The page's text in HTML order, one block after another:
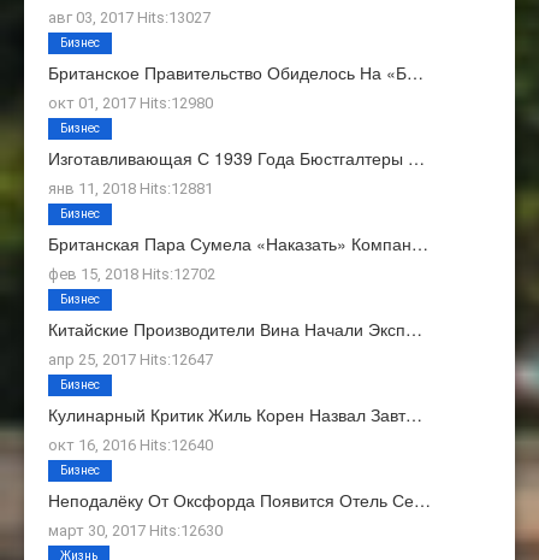
авг 03, 2017 Hits:13027
Британское Правительство Обиделось На «Б…
окт 01, 2017 Hits:12980
Бизнес
Изготавливающая С 1939 Года Бюстгалтеры …
янв 11, 2018 Hits:12881
Бизнес
Британская Пара Сумела «наказать» Компан…
фев 15, 2018 Hits:12702
Бизнес
Китайские Производители Вина Начали Эксп…
апр 25, 2017 Hits:12647
Бизнес
Кулинарный Критик Жиль Корен Назвал Завт…
окт 16, 2016 Hits:12640
Бизнес
Неподалёку От Оксфорда Появится Отель Се…
март 30, 2017 Hits:12630
Бизнес
Жизнь